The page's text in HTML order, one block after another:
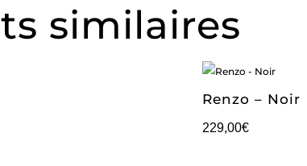
similaires
Renzo – Noir
229,00€